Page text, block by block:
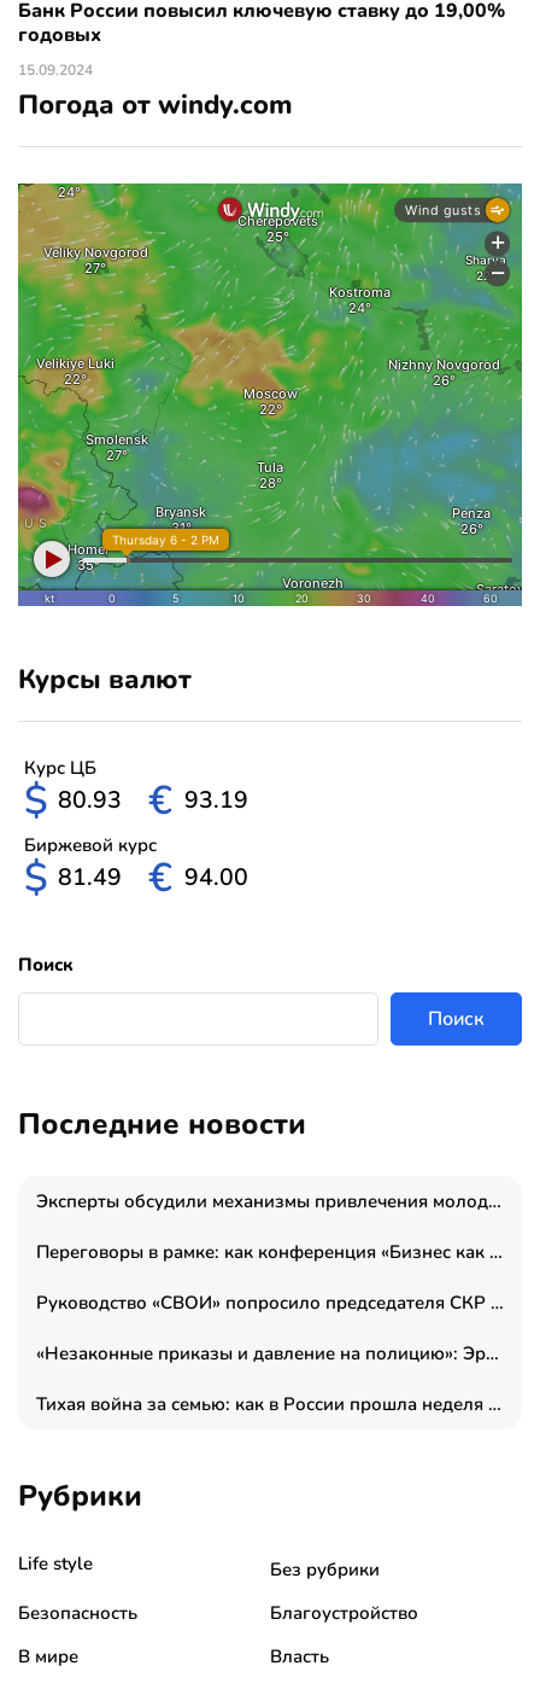
Банк России повысил ключевую ставку до 19,00%
годовых
15.09.2024
Погода от windy.com
Курсы валют
Курс ЦБ
$ 80.93 € 93.19
Биржевой курс
$ 81.49 € 94.00
Поиск
Поиск
Последние новости
Эксперты обсудили механизмы привлечения молодых специалистов в промышленные города
Переговоры в рамке: как конференция «Бизнес как искусство» переформатирует деловой этикет в стенах ТПП РФ
Руководство «СВОИ» попросило председателя СКР дать правовую оценку обысков в тыловом штабе
«Незаконные приказы и давление на полицию»: Эрнеста Султанова задержали у посольства Израиля во время одиночного пикета
Тихая война за семью: как в России прошла неделя правовой помощи
Рубрики
Life style
Без рубрики
Безопасность
Благоустройство
В мире
Власть